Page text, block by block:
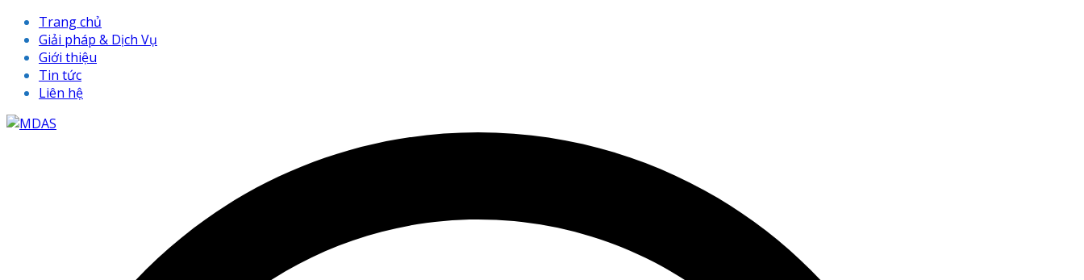
Trang chủ
Giải pháp & Dịch Vụ
Giới thiệu
Tin tức
Liên hệ